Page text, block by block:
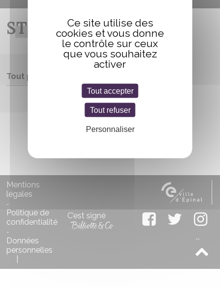
STREET 24
Tout public
Entrée libre
Mentions
légales
-
Politique de
confidentialité
-
Données
personnelles
C’est signé
Ce site utilise des
cookies et vous donne
le contrôle sur ceux
que vous souhaitez
activer
Tout accepter
Tout refuser
Personnaliser